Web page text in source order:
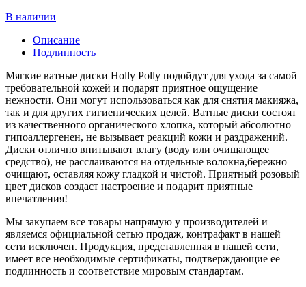
В наличии
Описание
Подлинность
Мягкие ватные диски Holly Polly подойдут для ухода за самой
требовательной кожей и подарят приятное ощущение
нежности. Они могут использоваться как для снятия макияжа,
так и для других гигиенических целей. Ватные диски состоят
из качественного органического хлопка, который абсолютно
гипоаллергенен, не вызывает реакций кожи и раздражений.
Диски отлично впитывают влагу (воду или очищающее
средство), не расслаиваются на отдельные волокна,бережно
очищают, оставляя кожу гладкой и чистой. Приятный розовый
цвет дисков создаст настроение и подарит приятные
впечатления!
Мы закупаем все товары напрямую у производителей и
являемся официальной сетью продаж, контрафакт в нашей
сети исключен. Продукция, представленная в нашей сети,
имеет все необходимые сертификаты, подтверждающие ее
подлинность и соответствие мировым стандартам.